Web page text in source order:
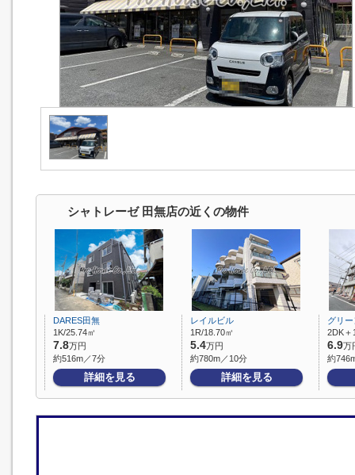
シャトレーゼ 田無店の近くの物件
DARES田無
1K/25.74㎡
7.8万円
約516m／7分
詳細を見る
レイルビル
1R/18.70㎡
5.4万円
約780m／10分
詳細を見る
グリ
2DK＋
6.9万
約